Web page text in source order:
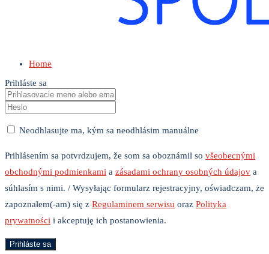
Home
Prihláste sa
Neodhlasujte ma, kým sa neodhlásim manuálne
Prihlásením sa potvrdzujem, že som sa oboznámil so všeobecnými
obchodnými podmienkami a zásadami ochrany osobných údajov a
súhlasím s nimi. / Wysyłając formularz rejestracyjny, oświadczam, że
zapoznałem(-am) się z Regulaminem serwisu oraz Polityka
prywatności i akceptuję ich postanowienia.